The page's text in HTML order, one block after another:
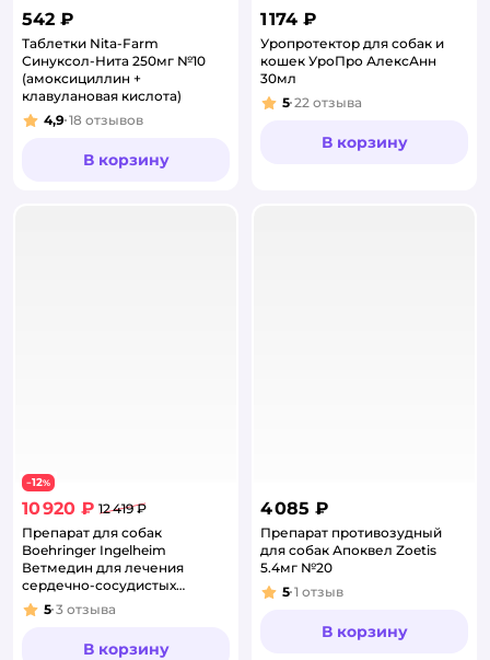
542 ₽
Таблетки Nita-Farm
Синуксол-Нита 250мг №10
(амоксициллин +
клавулановая кислота)
Рейтинг:
4,9 18 отзывов
В корзину
1 174 ₽
Уропротектор для собак и
кошек УроПро АлексАнн
30мл
Рейтинг:
5 22 отзыва
В корзину
−12%
10 920 ₽ 12 419 ₽
Препарат для собак
Boehringer Ingelheim
Ветмедин для лечения
сердечно-сосудистых
заболеваний 10.0мг
50таблеток
Рейтинг:
5 3 отзыва
В корзину
4 085 ₽
Препарат противозудный
для собак Апоквел Zoetis
5.4мг №20
Рейтинг:
5 1 отзыв
В корзину